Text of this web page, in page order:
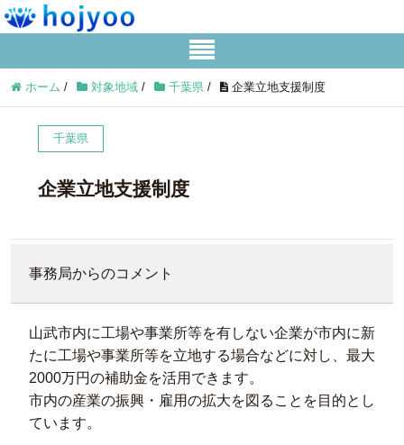
ホーム / 対象地域 / 千葉県 / 企業立地支援制度
千葉県
企業立地支援制度
事務局からのコメント
山武市内に工場や事業所等を有しない企業が市内に新
たに工場や事業所等を立地する場合などに対し、最大
2000万円の補助金を活用できます。
市内の産業の振興・雇用の拡大を図ることを目的とし
ています。